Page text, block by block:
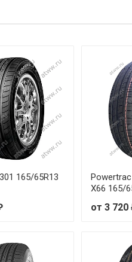
4 840 ₽
3 100 ₽
5 180 ₽
5 000 ₽
3 060 ₽
3 430 ₽
3 240 ₽
165/65R13
Powertrac
X66 165/
от 3 720